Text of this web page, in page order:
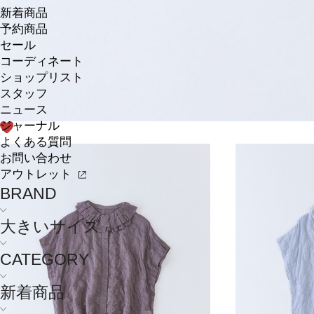
新着商品
予約商品
セール
コーディネート
ショップリスト
スタッフ
ニュース
ジャーナル
よくある質問
お問い合わせ
アウトレット
BRAND
大きいサイズ
CATEGORY
新着商品